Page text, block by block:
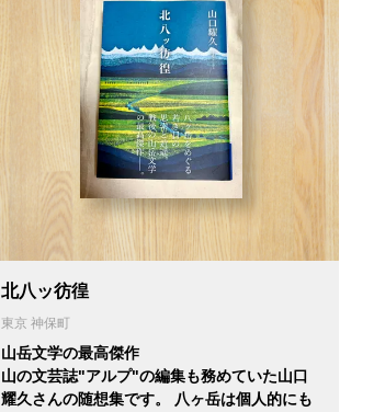
北八ッ彷徨
東京 神保町
山岳文学の最高傑作
山の文芸誌"アルプ"の編集も務めていた山口
耀久さんの随想集です。 八ヶ岳は個人的にも